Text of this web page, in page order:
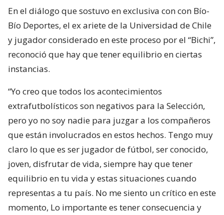
En el diálogo que sostuvo en exclusiva con con Bío-
Bío Deportes, el ex ariete de la Universidad de Chile
y jugador considerado en este proceso por el “Bichi”,
reconoció que hay que tener equilibrio en ciertas
instancias.
“Yo creo que todos los acontecimientos
extrafutbolísticos son negativos para la Selección,
pero yo no soy nadie para juzgar a los compañeros
que están involucrados en estos hechos. Tengo muy
claro lo que es ser jugador de fútbol, ser conocido,
joven, disfrutar de vida, siempre hay que tener
equilibrio en tu vida y estas situaciones cuando
representas a tu país. No me siento un crítico en este
momento, Lo importante es tener consecuencia y